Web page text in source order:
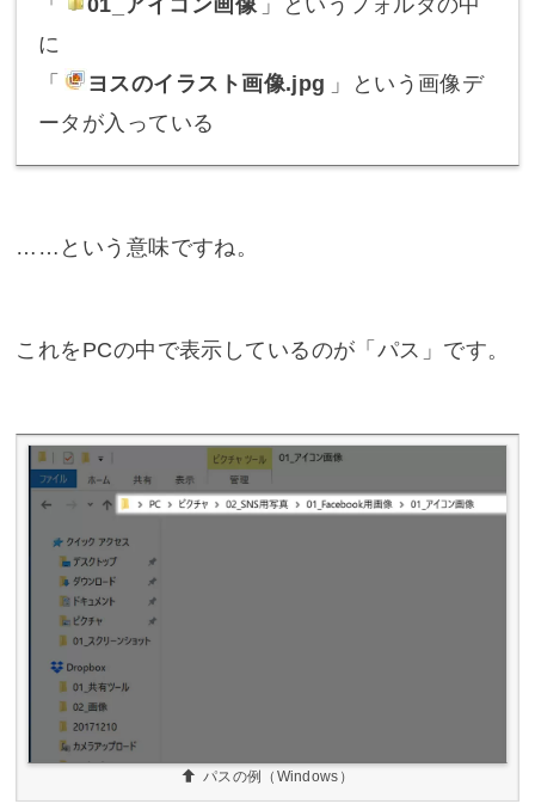
に
「
ヨスのイラスト画像.jpg 」という画像デ
ータが入っている
……という意味ですね。
これをPCの中で表示しているのが「パス」です。
パスの例（Windows）